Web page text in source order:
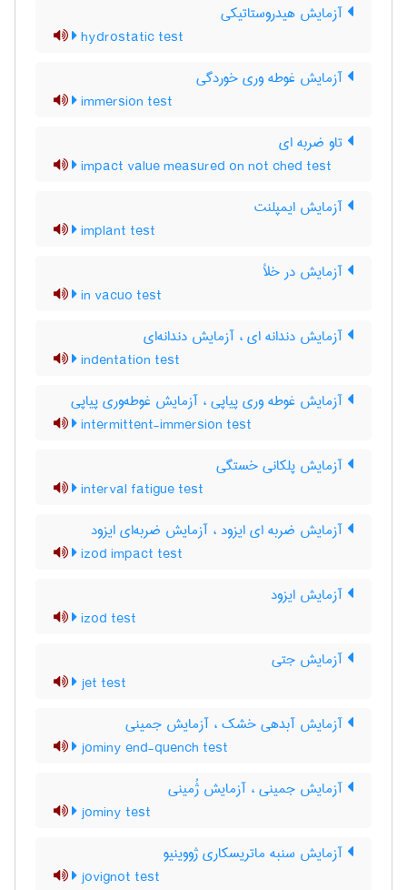
آزمایش هیدروستاتیکی
hydrostatic test
آزمایش غوطه وری خوردگی
immersion test
تاو ضربه ای
impact value measured on not ched test
آزمایش ایمپلنت
implant test
آزمایش در خلأ
in vacuo test
آزمایش دندانه ای ، آزمایش دندانه‌ای
indentation test
آزمایش غوطه وری پیاپی ، آزمایش غوطه‌وری پیاپی
intermittent-immersion test
آزمایش پلکانی خستگی
interval fatigue test
آزمایش ضربه ای ایزود ، آزمایش ضربه‌ای ایزود
izod impact test
آزمایش ایزود
izod test
آزمایش جتی
jet test
آزمایش آبدهی خشک ، آزمایش جمینی
jominy end-quench test
آزمایش جمینی ، آزمایش ژُمینی
jominy test
آزمایش سنبه ماتریسکاری ژووینیو
jovignot test